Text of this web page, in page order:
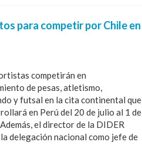
para competir por Chile en
competirán en
de pesas, atletismo,
y futsal en la cita continental que
en Perú del 20 de julio al 1 de
el director de la DIDER
delegación nacional como jefe de